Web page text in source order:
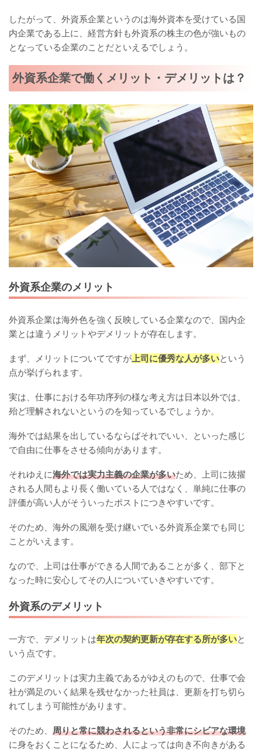
したがって、外資系企業というのは海外資本を受けている国
内企業である上に、経営方針も外資系の株主の色が強いもの
となっている企業のことだといえるでしょう。
外資系企業で働くメリット・デメリットは？
外資系企業のメリット
外資系企業は海外色を強く反映している企業なので、国内企
業とは違うメリットやデメリットが存在します。
まず、メリットについてですが 上司に優秀な人が多いという
点が挙げられます。
実は、仕事における年功序列の様な考え方は日本以外では、
殆ど理解されないというのを知っているでしょうか。
海外では結果を出しているならばそれでいい、といった感じ
で自由に仕事をさせる傾向があります。
それゆえに海外では実力主義の企業が多いため、上司に抜擢
される人間もより長く働いている人ではなく、単純に仕事の
評価が高い人がそういったポストにつきやすいです。
そのため、海外の風潮を受け継いでいる外資系企業でも同じ
ことがいえます。
なので、上司は仕事ができる人間であることが多く、部下と
なった時に安心してその人についていきやすいです。
外資系のデメリット
一方で、デメリットは年次の契約更新が存在する所が多いと
いう点です。
このデメリットは実力主義であるがゆえのもので、仕事で会
社が満足のいく結果を残せなかった社員は、更新を打ち切ら
れてしまう可能性があります。
そのため、 周りと常に競わされるという非常にシビアな環境
に身をおくことになるため、人によっては向き不向きがある